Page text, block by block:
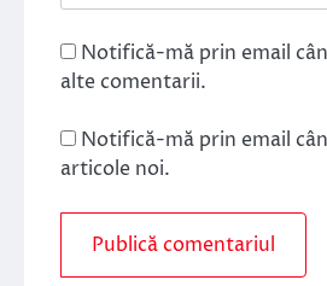
Notifică-mă prin email
alte comentarii.
Notifică-mă prin email
articole noi.